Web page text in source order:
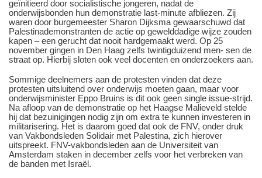
geïnitieerd door socialistische jongeren, nadat de
onderwijsbonden hun demonstratie last-minute afbliezen. Zij
waren door burgemeester Sharon Dijksma gewaarschuwd dat
Palestinademonstranten de actie op gewelddadige wijze zouden
kapen – een gerucht dat nooit hardgemaakt werd. Op 25
november gingen in Den Haag zelfs twintigduizend men- sen de
straat op. Hierbij sloten ook veel docenten en onderzoekers aan.
Sommige deelnemers aan de protesten vinden dat deze
protesten uitsluitend over onderwijs moeten gaan, maar voor
onderwijsminister Eppo Bruins is dit ook geen single issue-strijd.
Na afloop van de demonstratie op het Haagse Malieveld stelde
hij dat bezuinigingen nodig zijn om extra te kunnen investeren in
militarisering. Het is daarom goed dat ook de FNV, onder druk
van Vakbondsleden Solidair met Palestina, zich hierover
uitspreekt. FNV-vakbondsleden aan de Universiteit van
Amsterdam staken in december zelfs voor het verbreken van
de banden met Israël.